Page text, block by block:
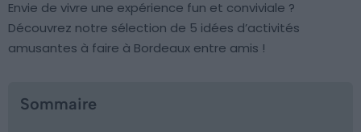
Envie de vivre une expérience fun et conviviale ?
Découvrez notre sélection de 5 idées d’activités
amusantes à faire à Bordeaux entre amis !
Sommaire